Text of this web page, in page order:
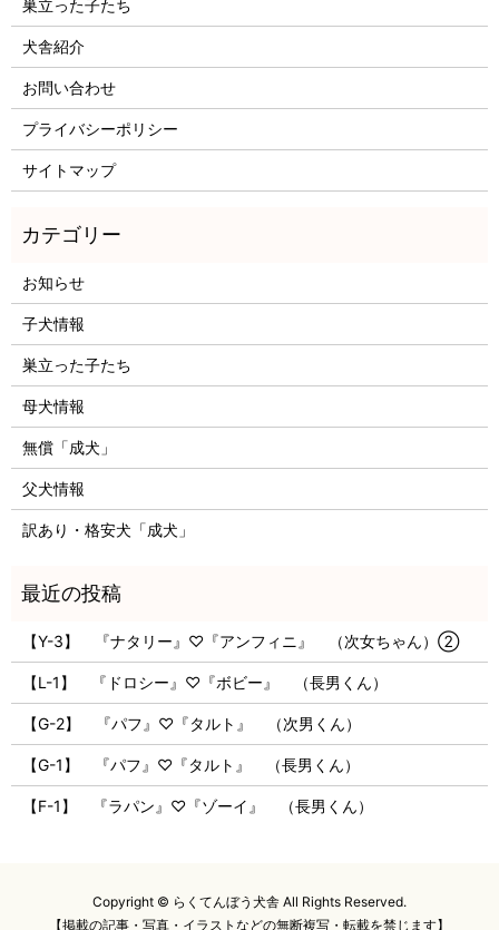
巣立った子たち
犬舎紹介
お問い合わせ
プライバシーポリシー
サイトマップ
お知らせ
子犬情報
巣立った子たち
母犬情報
無償「成犬」
父犬情報
訳あり・格安犬「成犬」
【Y-3】 『ナタリー』♡『アンフィニ』 （次女ちゃん）②
【L-1】 『ドロシー』♡『ボビー』 （長男くん）
【G-2】 『パフ』♡『タルト』 （次男くん）
【G-1】 『パフ』♡『タルト』 （長男くん）
【F-1】 『ラパン』♡『ゾーイ』 （長男くん）
Copyright © らくてんぼう犬舎 All Rights Reserved.
【掲載の記事・写真・イラストなどの無断複写・転載を禁じます】